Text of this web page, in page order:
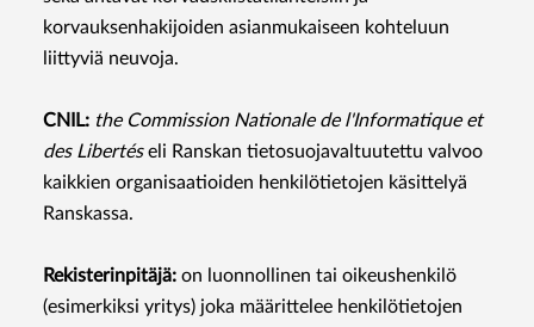
korvauksenhakijoiden asianmukaiseen kohteluun
liittyviä neuvoja.
CNIL: the Commission Nationale de l'Informatique et
des Libertéseli Ranskan tietosuojavaltuutettu valvoo
kaikkien organisaatioiden henkilötietojen käsittelyä
Ranskassa.
Rekisterinpitäjä: on luonnollinen tai oikeushenkilö
(esimerkiksi yritys) joka määrittelee henkilötietojen